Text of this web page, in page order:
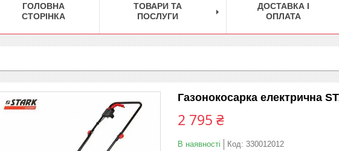
ГОЛОВНА
СТОРІНКА
ТОВАРИ ТА
ПОСЛУГИ
ДОСТАВКА І
ОПЛАТА
Газонокосарка електрична
2 795 ₴
В наявності Код: 330012012